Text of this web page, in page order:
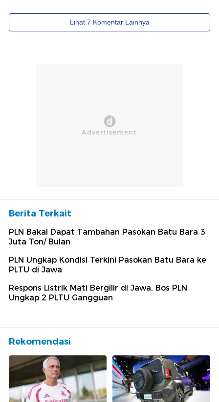
Berita Terkait
PLN Bakal Dapat Tambahan Pasokan Batu Bara 3
Juta Ton/ Bulan
PLN Ungkap Kondisi Terkini Pasokan Batu Bara ke
PLTU di Jawa
Respons Listrik Mati Bergilir di Jawa, Bos PLN
Ungkap 2 PLTU Gangguan
Rekomendasi